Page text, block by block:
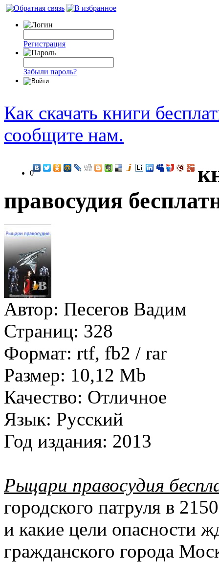
Регистрация
Забыли пароль?
Как скачать книги
сообщите нам.
0
правосудия
Автор: Песегов Вадим
Страниц: 328
Формат: rtf, fb2 / rar
Размер: 10,12 Mb
Качество: Отличное
Язык: Русский
Год издания: 2013
Рыцари правосудия
городского патруля в
и какие цели опасности
гражданского города